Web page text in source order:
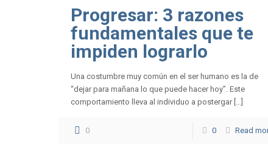
Progresar: 3 razones
fundamentales que te
impiden lograrlo
Una costumbre muy común en el ser humano es la de
“dejar para mañana lo que puede hacer hoy”. Este
comportamiento lleva al individuo a postergar […]
0 0 Read